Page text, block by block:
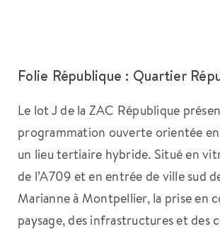
Folie République : Quartier
Le lot J de la ZAC République
programmation ouverte orientée
un lieu tertiaire hybride. Situé en
de l’A709 et en entrée de ville sud
Marianne à Montpellier, la prise en
paysage, des infrastructures et des